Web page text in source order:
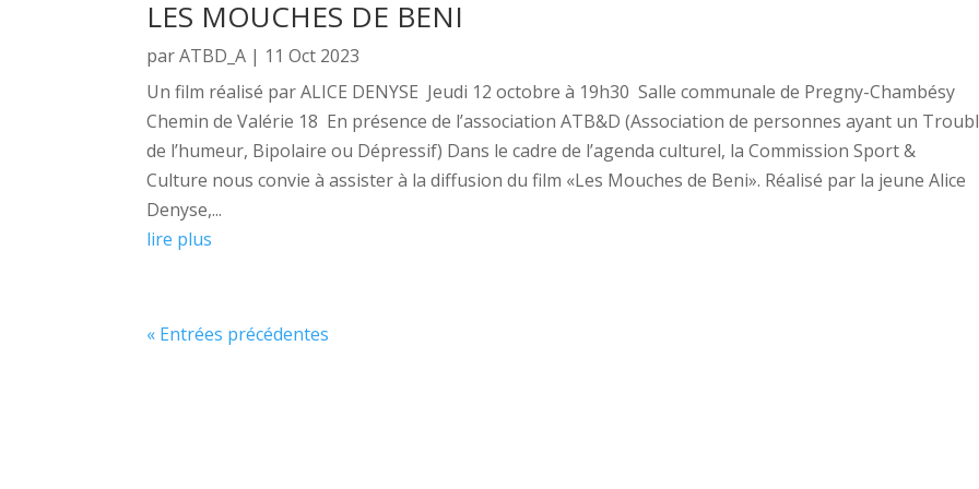
LES MOUCHES DE BENI
parATBD_A | 11 Oct 2023
Un film réalisé par ALICE DENYSE Jeudi 12 octobre à 19h30 Salle communale de Pregny-Chambésy
Chemin de Valérie 18 En présence de l’association ATB&D (Association de personnes ayant un
de l’humeur, Bipolaire ou Dépressif) Dans le cadre de l’agenda culturel, la Commission Sport &
Culture nous convie à assister à la diffusion du film «Les Mouches de Beni». Réalisé par la jeune Alice
Denyse,...
lire plus
« Entrées précédentes